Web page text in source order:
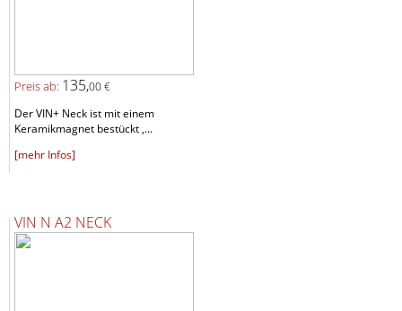
Preis ab: 135,00 €
Der VIN+ Neck ist mit einem
Keramikmagnet bestückt ,...
[mehr Infos]
VIN N A2 NECK